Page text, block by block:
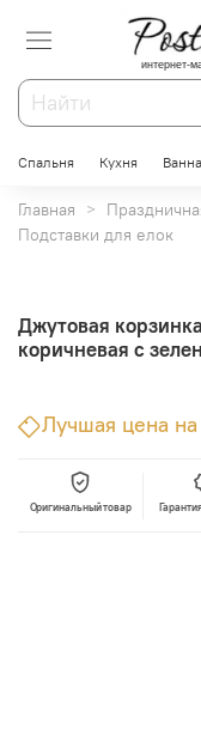
интернет-
Спальня Кухня
Главная
Подставки для елок
Джутовая
коричневая с
Лучшая цена
Оригинальный товар